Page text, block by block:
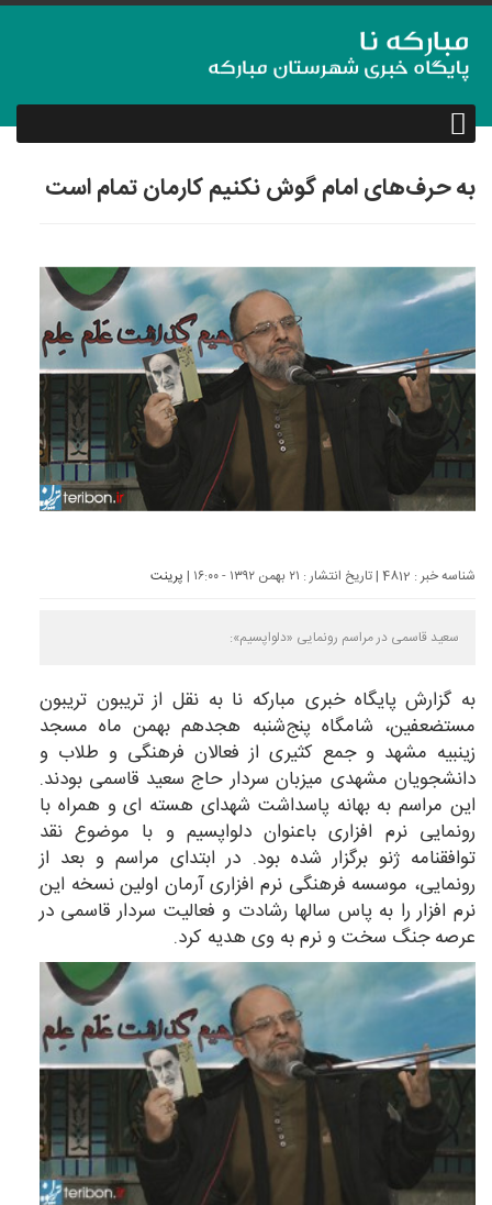
به حرف‌های امام گوش نکنیم کارمان تمام است
شناسه خبر : 4812 | تاریخ انتشار : ۲۱ بهمن ۱۳۹۲ - ۱۶:۰۰ | پرینت
سعید قاسمی در مراسم رونمایی «دلواپسیم»:
به گزارش پایگاه خبری مبارکه نا به نقل از تریبون تریبون
مستضعفین،‌ شامگاه پنج‌شنبه هجدهم بهمن ماه مسجد
زینبیه مشهد و جمع کثیری از فعالان فرهنگی و طلاب و
دانشجویان مشهدی میزبان سردار حاج سعید قاسمی بودند.
این مراسم به بهانه پاسداشت شهدای هسته ای و همراه با
رونمایی نرم افزاری باعنوان دلواپسیم و با موضوع نقد
توافقنامه ژنو برگزار شده بود. در ابتدای مراسم و بعد از
رونمایی، موسسه فرهنگی نرم افزاری آرمان اولین نسخه این
نرم افزار را به پاس سالها رشادت و فعالیت سردار قاسمی در
عرصه جنگ سخت و نرم به وی هدیه کرد.